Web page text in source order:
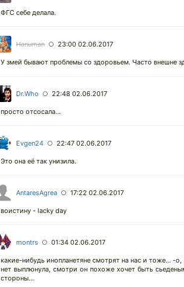
ФГС себе делала.
Hanuman ○ 23:00 02.06.2017
У змей бывают проблемы со здоровьем. Часто внешне
Dr.Who ○ 22:48 02.06.2017
просто отсосала...
Evgen24 ○ 22:47 02.06.2017
Это она её так унизила.
AntaresAgrea ○ 17:22 02.06.2017
воистину - lacky day
montrs ○ 01:34 02.06.2017
какие-нибудь инопланетяне смотрят на нас и тоже... -
нет выплюнула, смотри он похоже хочет быть
стороны...